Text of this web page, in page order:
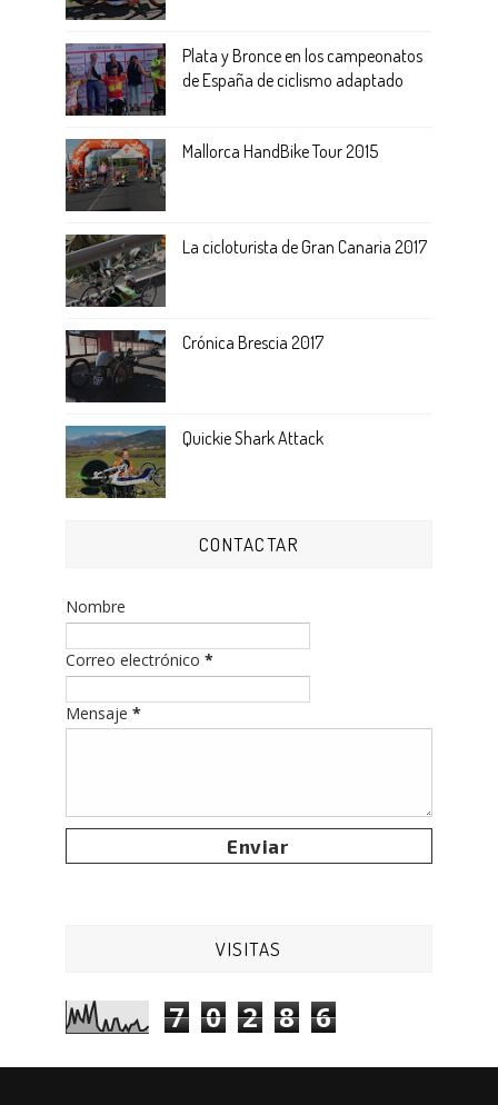
Plata y Bronce en los campeonatos
de España de ciclismo adaptado
Mallorca HandBike Tour 2015
La cicloturista de Gran Canaria 2017
Crónica Brescia 2017
Quickie Shark Attack
CONTACTAR
Nombre
Correo electrónico *
Mensaje *
VISITAS
7 0 2 8 6